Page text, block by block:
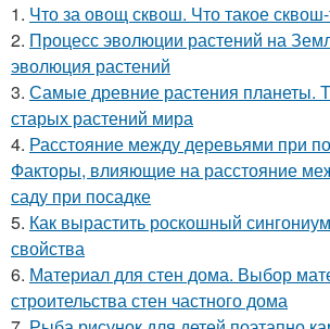
1. Что за овощ сквош. Что такое
2. Процесс эволюции растений на
эволюция растений
3. Самые древние растения планеты.
старых растений мира
4. Расстояние между деревьями при
Факторы, влияющие на расстояние
саду при посадке
5. Как вырастить роскошный
свойства
6. Материал для стен дома. Выбор
строительства стен частного дома